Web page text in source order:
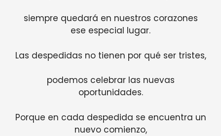
siempre quedará en nuestros corazones
ese especial lugar.
Las despedidas no tienen por qué ser tristes,
podemos celebrar las nuevas
oportunidades.
Porque en cada despedida se encuentra un
nuevo comienzo,